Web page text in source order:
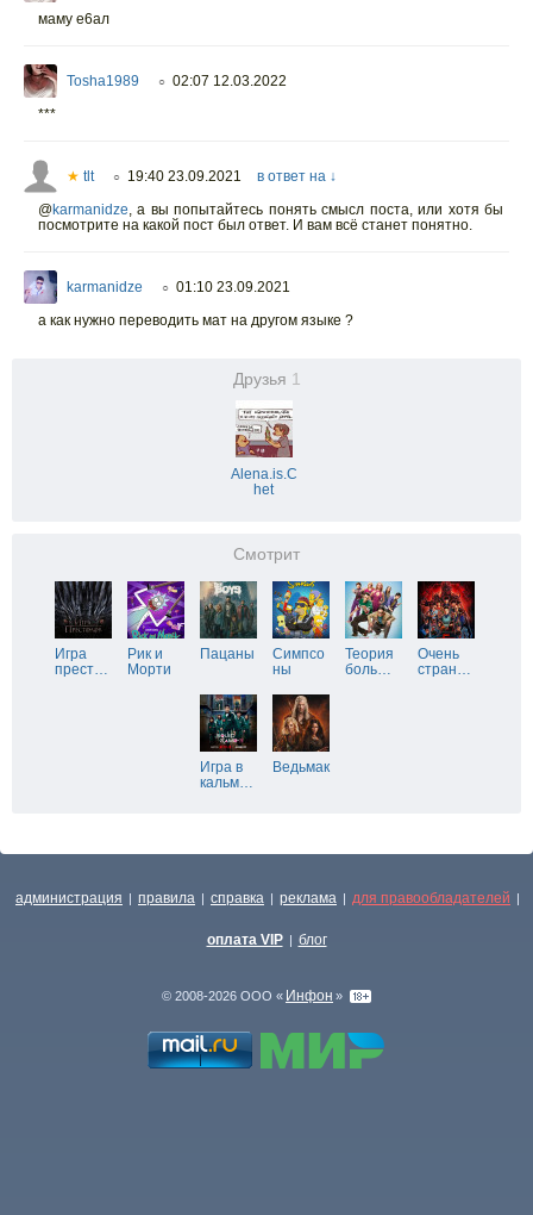
маму е6ал
Tosha1989 ○ 02:07 12.03.2022
***
★ tlt ○ 19:40 23.09.2021
в ответ на ↓
@karmanidze, а вы попытайтесь понять смысл поста, или хотя бы
посмотрите на какой пост был ответ. И вам всё станет понятно.
karmanidze ○ 01:10 23.09.2021
а как нужно переводить мат на другом языке ?
Друзья 1
Alena.is.C
het
Смотрит
Игра
прест…
Рик и
Морти
Пацаны
Симпсо
ны
Теория
боль…
Очень
стран…
Игра в
кальм…
Ведьмак
администрация | правила | справка | реклама | для правообладателей |
оплата VIP | блог
© 2008-2026 ООО « Инфон »